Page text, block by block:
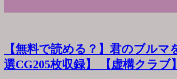
【無料で読める？】君のブル
選CG205枚収録】 【虚構クラブ】